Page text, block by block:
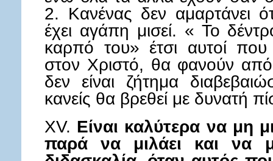
2. Κανένας δεν αμαρτάνει
έχει αγάπη μισεί. « Το
καρπό του» έτσι αυτοί
στον Χριστό, θα φανούν
δεν είναι ζήτημα
κανείς θα βρεθεί με δυνατή
XV. Είναι καλύτερα να μη
παρά να μιλάει και να